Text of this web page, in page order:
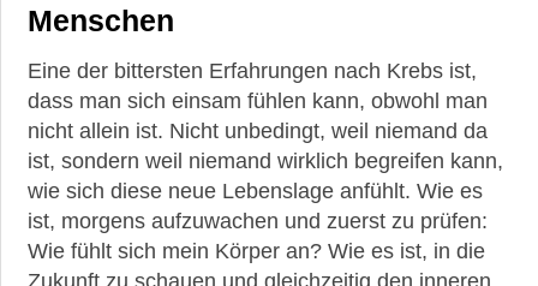
Menschen
Eine der bittersten Erfahrungen nach Krebs ist,
dass man sich einsam fühlen kann, obwohl man
nicht allein ist. Nicht unbedingt, weil niemand da
ist, sondern weil niemand wirklich begreifen kann,
wie sich diese neue Lebenslage anfühlt. Wie es
ist, morgens aufzuwachen und zuerst zu prüfen:
Wie fühlt sich mein Körper an? Wie es ist, in die
Zukunft zu schauen und gleichzeitig den inneren